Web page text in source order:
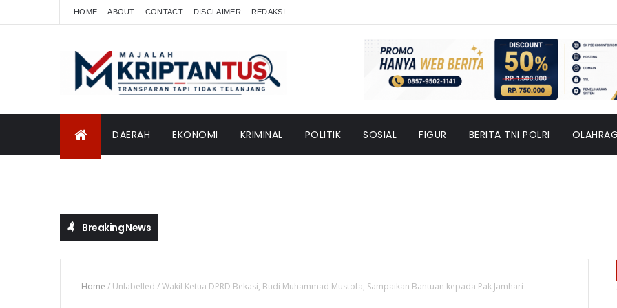
HOME ABOUT CONTACT DISCLAIMER REDAKSI
DAERAH EKONOMI KRIMINAL POLITIK SOSIAL FIGUR BERITA TNI POLRI
Breaking News
Home / Unlabelled /Wakil Ketua DPRD Bekasi, Budi Muhammad Mustofa, Sampaikan Bantuan kepada Pak Jamhari